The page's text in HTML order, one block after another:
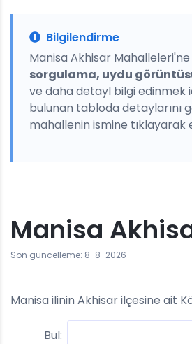
Bilgilendirme
Manisa Akhisar
sorgulama, uydu
ve daha detayl bilgi edinmek
bulunan tabloda detaylarını
mahallenin ismine tıklayarak
Manisa
Son güncelleme: 8-8-2026
Manisa ilinin Akhisar ilçesine ait
Bul: